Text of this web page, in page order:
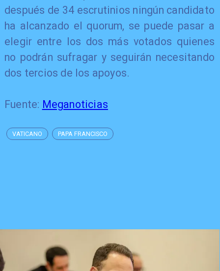
después de 34 escrutinios ningún candidato
ha alcanzado el quorum, se puede pasar a
elegir entre los dos más votados quienes
no podrán sufragar y seguirán necesitando
dos tercios de los apoyos.
Fuente: Meganoticias
VATICANO PAPA FRANCISCO